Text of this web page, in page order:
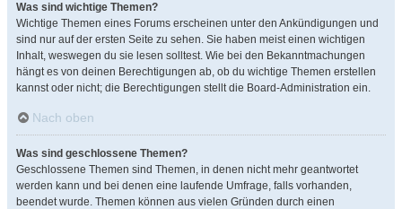
Was sind wichtige Themen?
Wichtige Themen eines Forums erscheinen unter den Ankündigungen und
sind nur auf der ersten Seite zu sehen. Sie haben meist einen wichtigen
Inhalt, weswegen du sie lesen solltest. Wie bei den Bekanntmachungen
hängt es von deinen Berechtigungen ab, ob du wichtige Themen erstellen
kannst oder nicht; die Berechtigungen stellt die Board-Administration ein.
Nach oben
Was sind geschlossene Themen?
Geschlossene Themen sind Themen, in denen nicht mehr geantwortet
werden kann und bei denen eine laufende Umfrage, falls vorhanden,
beendet wurde. Themen können aus vielen Gründen durch einen